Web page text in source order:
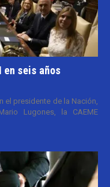
en seis años
el presidente de la Nación,
Lugones, la CAEME